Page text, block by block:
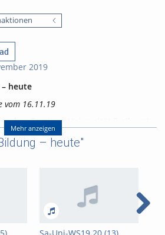
2019
heute
vom 16.11.19
Seminar, Universität Freiburg)
um 1800
Mehr anzeigen
– heute"